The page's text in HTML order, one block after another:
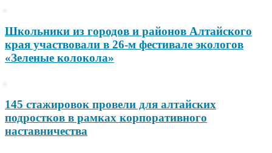
Школьники из городов и районов Алтайского
края участвовали в 26-м фестивале экологов
«Зеленые колокола»
145 стажировок провели для алтайских
подростков в рамках корпоративного
наставничества